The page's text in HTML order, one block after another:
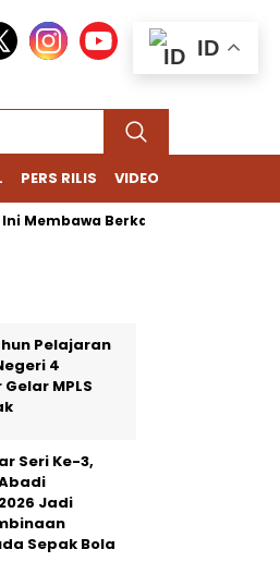
PERS RILIS VIDEO
Berkah, Kedamaian, dan
Pelajaran
4
MPLS
Seri Ke-3,
Jadi
Sepak Bola
ID